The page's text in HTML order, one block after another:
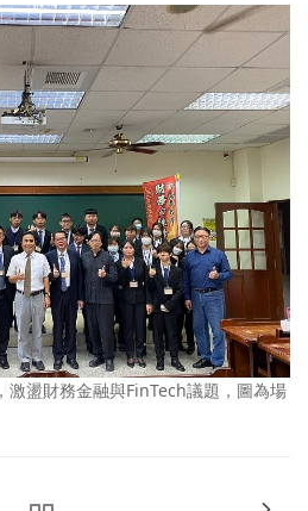
激盪財務金融與FinTech議題，圖為場